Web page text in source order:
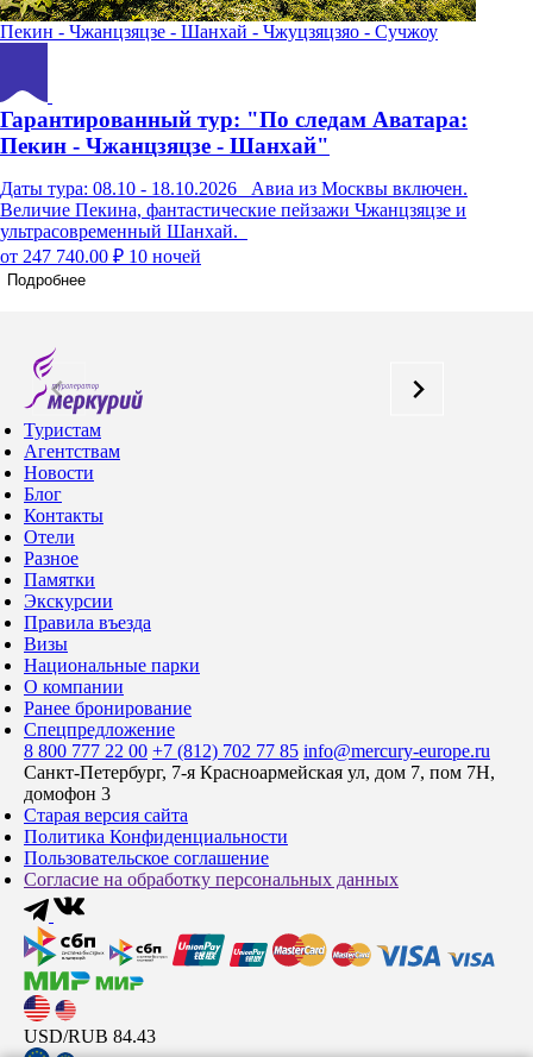
Пекин - Чжанцзяцзе - Шанхай - Чжуцзяцзяо - Сучжоу
Гарантированный тур: "По следам Аватара:
Пекин - Чжанцзяцзе - Шанхай"
Даты тура: 08.10 - 18.10.2026 Авиа из Москвы включен.
Величие Пекина, фантастические пейзажи Чжанцзяцзе и
ультрасовременный Шанхай.
от 247 740.00 ₽ 10 ночей
Подробнее
Туристам
Агентствам
Новости
Блог
Контакты
Отели
Разное
Памятки
Экскурсии
Правила въезда
Визы
Национальные парки
О компании
Ранее бронирование
Спецпредложение
8 800 777 22 00 +7 (812) 702 77 85 info@mercury-europe.ru
Санкт-Петербург, 7-я Красноармейская ул, дом 7, пом 7Н,
домофон 3
Старая версия сайта
Политика Конфиденциальности
Пользовательское соглашение
Согласие на обработку персональных данных
USD/RUB 84.43